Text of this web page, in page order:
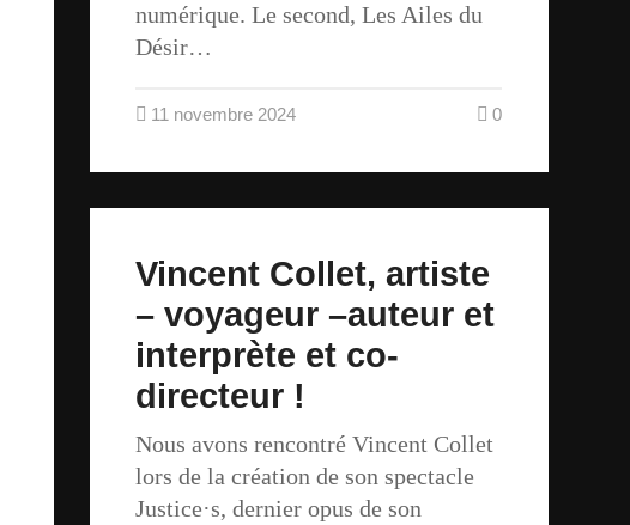
numérique. Le second, Les Ailes du
Désir…
11 novembre 2024 0
Vincent Collet, artiste
– voyageur –auteur et
interprète et co-
directeur !
Nous avons rencontré Vincent Collet
lors de la création de son spectacle
Justice·s, dernier opus de son